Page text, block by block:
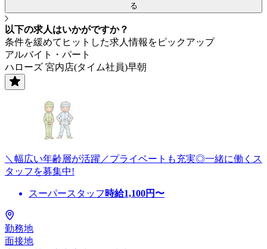
る
以下の求人はいかがですか？
条件を緩めてヒットした求人情報をピックアップ
アルバイト・パート
ハローズ 宮内店(タイム社員)早朝
＼幅広い年齢層が活躍／プライベートも充実◎一緒に働くス
タッフを募集中!
スーパースタッフ 時給1,100円〜
勤務地
面接地